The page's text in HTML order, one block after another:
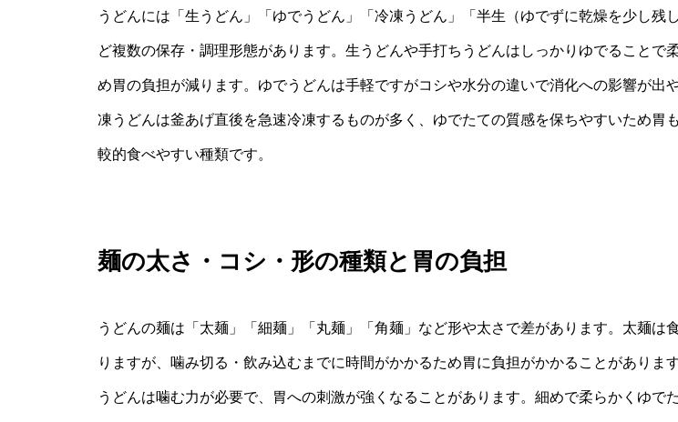
うどんには「生うどん」「ゆでうどん」「冷凍うどん」「半生（ゆでずに乾燥を少し残
ど複数の保存・調理形態があります。生うどんや手打ちうどんはしっかりゆでることで
め胃の負担が減ります。ゆでうどんは手軽ですがコシや水分の違いで消化への影響が出
凍うどんは釜あげ直後を急速冷凍するものが多く、ゆでたての質感を保ちやすいため胃
較的食べやすい種類です。
麺の太さ・コシ・形の種類と胃の負担
うどんの麺は「太麺」「細麺」「丸麺」「角麺」など形や太さで差があります。太麺は
りますが、噛み切る・飲み込むまでに時間がかかるため胃に負担がかかることがありま
うどんは噛む力が必要で、胃への刺激が強くなることがあります。細めで柔らかくゆで